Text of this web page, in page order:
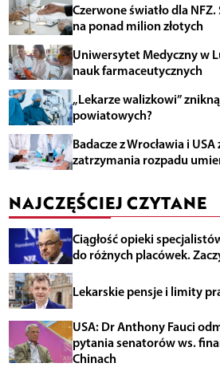
Czerwone światło dla NFZ.
na ponad milion złotych
Uniwersytet Medyczny w
nauk farmaceutycznych
„Lekarze walizkowi”
powiatowych?
Badacze z Wrocławia i
zatrzymania rozpadu
NAJCZĘŚCIEJ CZYTANE
Ciągłość opieki
do różnych placówek.
Lekarskie pensje i limity
USA: Dr Anthony Fauci
pytania senatorów ws.
Chinach